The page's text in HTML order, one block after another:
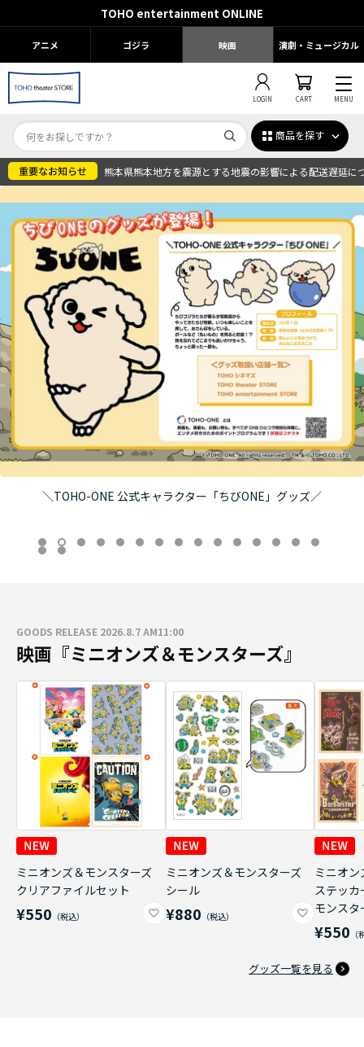
TOHO entertainment ONLINE
アニメ ゴジラ 映画 演劇・ミュージカル
LOGIN CART MENU
商品を探す
熊本県熊本地方を震源とする地震の影響による配送遅延に
＼TOHO-ONE 公式キャラクター「ちびONE」グッズ／
GOODS RELEASE 2026.8.7 AM11:00
映画『ミニオンズ＆モンスターズ』
ミニオンズ＆モンスターズ
クリアファイルセット
¥550
ミニオンズ＆モンスターズ
シール
¥880
ミニオ
ステッ
モンスタ
¥550
グッズ一覧を見る